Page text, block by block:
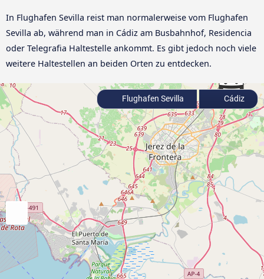
In Flughafen Sevilla reist man normalerweise vom Flughafen
Sevilla ab, während man in Cádiz am Busbahnhof, Residencia
oder Telegrafia Haltestelle ankommt. Es gibt jedoch noch viele
weitere Haltestellen an beiden Orten zu entdecken.
Flughafen Sevilla Cádiz